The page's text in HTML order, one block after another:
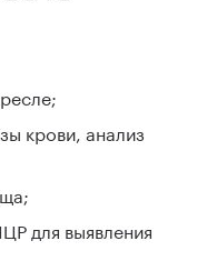
крови, анализ
для выявления